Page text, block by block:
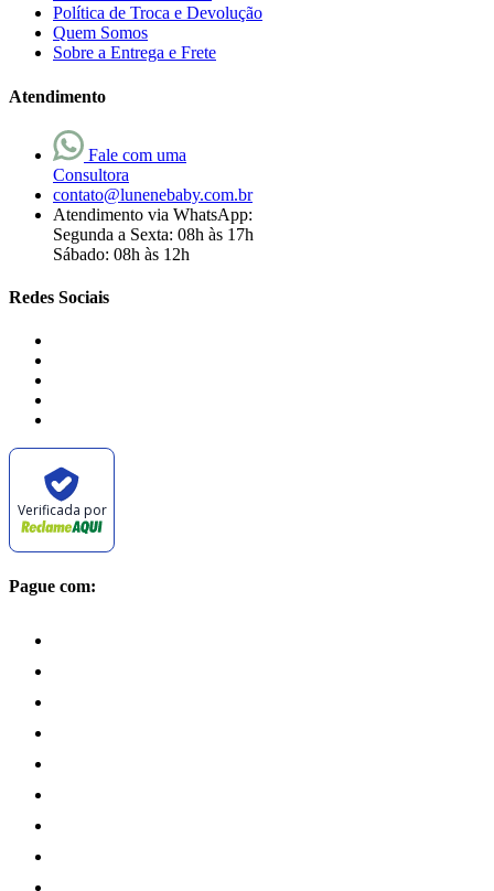
Política de Troca e Devolução
Quem Somos
Sobre a Entrega e Frete
Atendimento
Fale com uma
Consultora
contato@lunenebaby.com.br
Atendimento via WhatsApp:
Segunda a Sexta: 08h às 17h
Sábado: 08h às 12h
Redes Sociais
Verificada por
Pague com: